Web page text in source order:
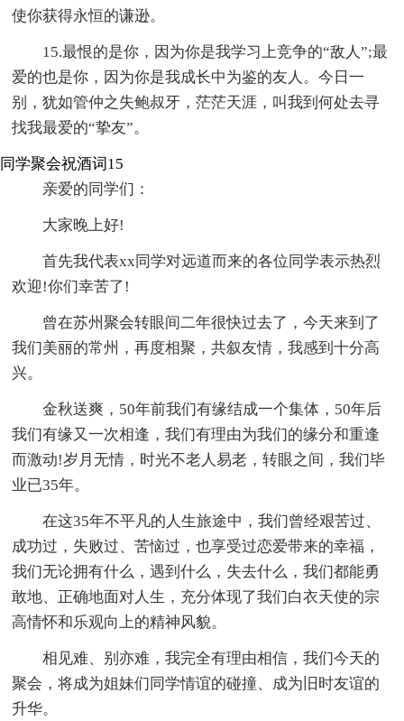
使你获得永恒的谦逊。
15.最恨的是你，因为你是我学习上竞争的“敌人”;最
爱的也是你，因为你是我成长中为鉴的友人。今日一
别，犹如管仲之失鲍叔牙，茫茫天涯，叫我到何处去寻
找我最爱的“挚友”。
同学聚会祝酒词15
亲爱的同学们：
大家晚上好!
首先我代表xx同学对远道而来的各位同学表示热烈
欢迎!你们幸苦了!
曾在苏州聚会转眼间二年很快过去了，今天来到了
我们美丽的常州，再度相聚，共叙友情，我感到十分高
兴。
金秋送爽，50年前我们有缘结成一个集体，50年后
我们有缘又一次相逢，我们有理由为我们的缘分和重逢
而激动!岁月无情，时光不老人易老，转眼之间，我们毕
业已35年。
在这35年不平凡的人生旅途中，我们曾经艰苦过、
成功过，失败过、苦恼过，也享受过恋爱带来的幸福，
我们无论拥有什么，遇到什么，失去什么，我们都能勇
敢地、正确地面对人生，充分体现了我们白衣天使的宗
高情怀和乐观向上的精神风貌。
相见难、别亦难，我完全有理由相信，我们今天的
聚会，将成为姐妹们同学情谊的碰撞、成为旧时友谊的
升华。